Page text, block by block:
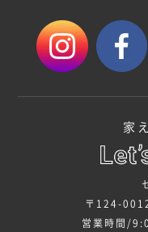
家
〒124-
営業時間/